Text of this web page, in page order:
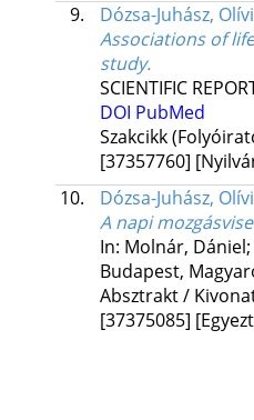
9.
Dózsa-Juhász,
Associations of
study.
SCIENTIFIC
DOI PubMed
Szakcikk
[37357760]
10.
Dózsa-Juhász,
A napi
In: Molnár,
Budapest,
Absztrakt /
[37375085]